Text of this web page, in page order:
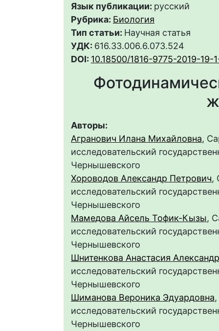
Язык публикации: русский
Рубрика: Биология
Тип статьи: Научная статья
УДК: 616.33.006.6.073.524
DOI: 10.18500/1816-9775-2019-19-
Авторы:
Агранович Илана Михайловна,
исследовательский
Чернышевского
Хороводов Александр Петрович,
исследовательский
Чернышевского
Мамедова Айсель Тофик-Кызы,
исследовательский
Чернышевского
Шнитенкова Анастасия
исследовательский
Чернышевского
Шиманова Вероника Эдуардовна
исследовательский
Чернышевского